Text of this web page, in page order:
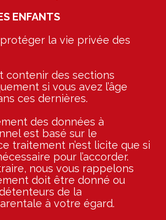
ENFANTS
protéger la vie privée des
contenir des sections
si vous avez l’âge
ces dernières.
des données à
est basé sur le
traitement n’est licite que si
pour l’accorder.
nous vous rappelons
doit être donné ou
de la
à votre égard.